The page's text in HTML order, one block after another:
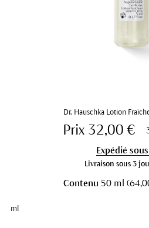
Dr. Hauschka Lotion
Prix 32,00 €
Expédié
Livraison sous 3
Contenu 50 ml
ml